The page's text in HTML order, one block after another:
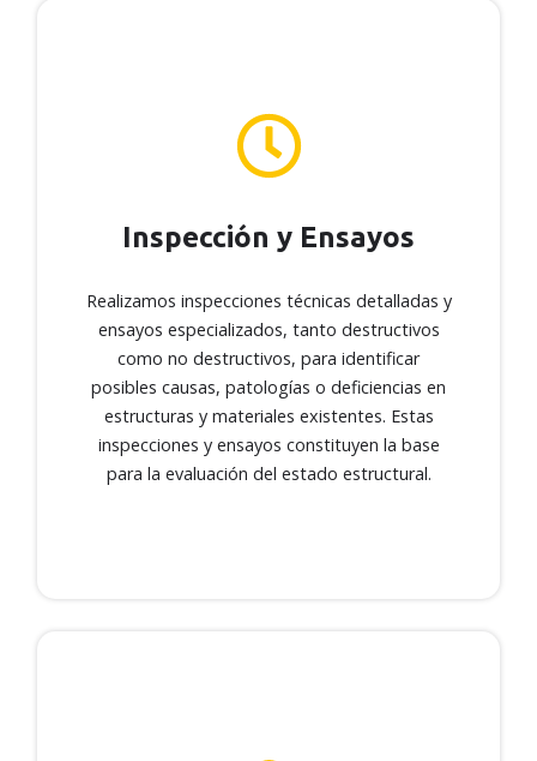
Inspección y Ensayos
Realizamos inspecciones técnicas detalladas y
ensayos especializados, tanto destructivos
como no destructivos, para identificar
posibles causas, patologías o deficiencias en
estructuras y materiales existentes. Estas
inspecciones y ensayos constituyen la base
para la evaluación del estado estructural.
Inspección y Ensayos
Realizamos inspecciones técnicas detalladas y
como no destructivos, para identificar
posibles causas, patologías o deficiencias en
estructuras y materiales existentes. Estas
inspecciones y ensayos constituyen la base
para la evaluación del estado estructural.